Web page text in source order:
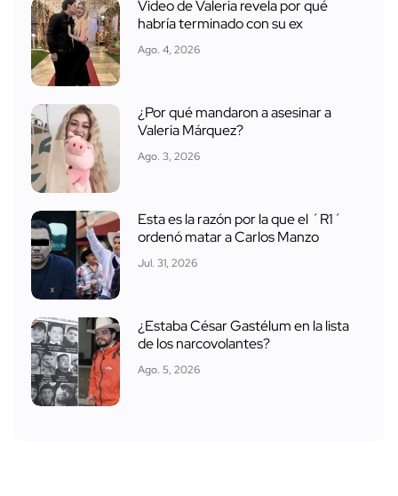
Video de Valeria revela por qué
habría terminado con su ex
Ago. 4, 2026
¿Por qué mandaron a asesinar a
Valeria Márquez?
Ago. 3, 2026
Esta es la razón por la que el ´R1´
ordenó matar a Carlos Manzo
Jul. 31, 2026
¿Estaba César Gastélum en la lista
de los narcovolantes?
Ago. 5, 2026